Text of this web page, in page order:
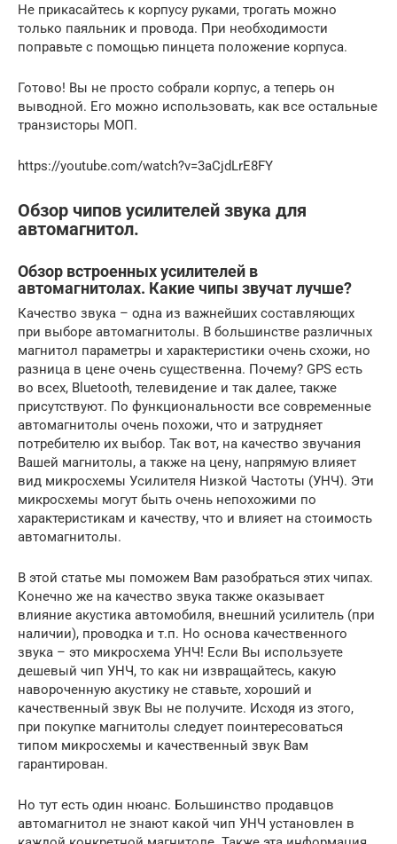
Не прикасайтесь к корпусу руками, трогать можно
только паяльник и провода. При необходимости
поправьте с помощью пинцета положение корпуса.
Готово! Вы не просто собрали корпус, а теперь он
выводной. Его можно использовать, как все остальные
транзисторы МОП.
https://youtube.com/watch?v=3aCjdLrE8FY
Обзор чипов усилителей звука для
автомагнитол.
Обзор встроенных усилителей в
автомагнитолах. Какие чипы звучат лучше?
Качество звука – одна из важнейших составляющих
при выборе автомагнитолы. В большинстве различных
магнитол параметры и характеристики очень схожи, но
разница в цене очень существенна. Почему? GPS есть
во всех, Bluetooth, телевидение и так далее, также
присутствуют. По функциональности все современные
автомагнитолы очень похожи, что и затрудняет
потребителю их выбор. Так вот, на качество звучания
Вашей магнитолы, а также на цену, напрямую влияет
вид микросхемы Усилителя Низкой Частоты (УНЧ). Эти
микросхемы могут быть очень непохожими по
характеристикам и качеству, что и влияет на стоимость
автомагнитолы.
В этой статье мы поможем Вам разобраться этих чипах.
Конечно же на качество звука также оказывает
влияние акустика автомобиля, внешний усилитель (при
наличии), проводка и т.п. Но основа качественного
звука – это микросхема УНЧ! Если Вы используете
дешевый чип УНЧ, то как ни извращайтесь, какую
навороченную акустику не ставьте, хороший и
качественный звук Вы не получите. Исходя из этого,
при покупке магнитолы следует поинтересоваться
типом микросхемы и качественный звук Вам
гарантирован.
Но тут есть один нюанс. Большинство продавцов
автомагнитол не знают какой чип УНЧ установлен в